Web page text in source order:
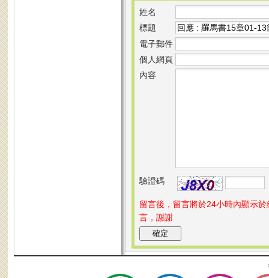
姓名
標題
電子郵件
個人網頁
內容
驗證碼
留言後，留言將於24小時內顯示
言，謝謝